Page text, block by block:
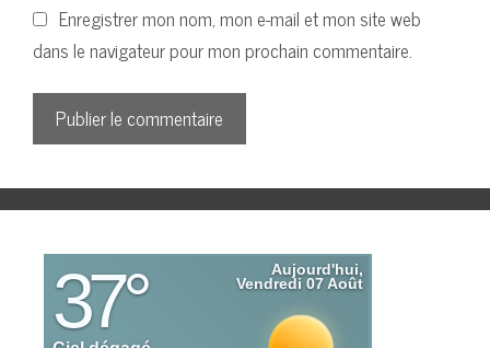
Enregistrer mon nom, mon e-mail et mon site web
dans le navigateur pour mon prochain commentaire.